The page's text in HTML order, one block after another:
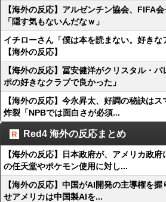
【海外の反応】アルゼンチン協会、FIFA
「隠す気もないんだなｗ」
イチローさん「僕は本を読まない。好きな
【海外の反応】
【海外の反応】冨安健洋がクリスタル・
ポの好きなクラブで良かった」
【海外の反応】今永昇太、好調の秘訣は
炸裂「NPBでは面白さが必須...
Red4 海外の反応まとめ
【海外の反応】日本政府が、アメリカ政
の任天堂やポケモン使用に対し...
【海外の反応】中国がAI開発の主導権を
せアメリカは中国製AIを...